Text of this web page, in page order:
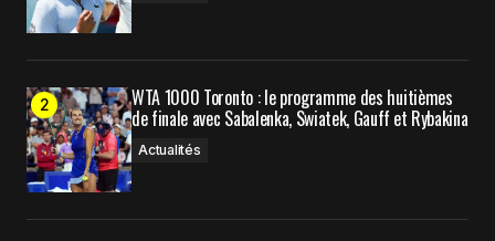
par e-mail.
Prévenez-moi de tous les nouveaux articles par e-
WTA 1000 Toronto : le programme des huitièmes
de finale avec Sabalenka, Swiatek, Gauff et Rybakina
Actualités